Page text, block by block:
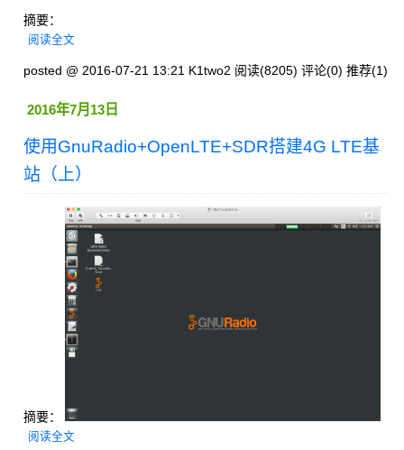
摘要：
阅读全文
posted @ 2016-07-21 13:21 K1two2 阅读(8205) 评论(0) 推荐(1)
2016年7月13日
使用GnuRadio+OpenLTE+SDR搭建4G LTE基
站（上）
摘要：
阅读全文